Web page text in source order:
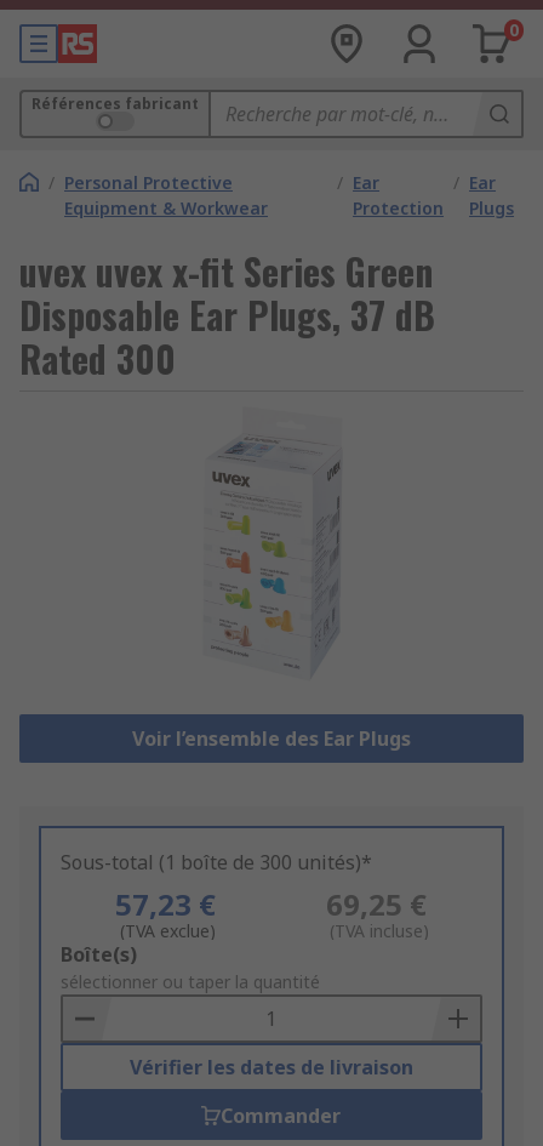
0
Références fabricant
/ Personal Protective
Equipment & Workwear
/ Ear
Protection
/ Ear
Plugs
uvex uvex x-fit Series Green
Disposable Ear Plugs, 37 dB
Rated 300
Voir l’ensemble des Ear Plugs
Sous-total (1 boîte de 300 unités)*
57,23 €
(TVA exclue)
69,25 €
(TVA incluse)
Add
to
Basket
Boîte(s)
sélectionner ou taper la quantité
Vérifier les dates de livraison
Commander